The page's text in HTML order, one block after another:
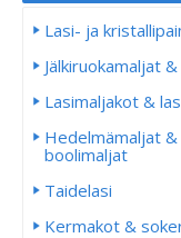
Lasi- ja
Jälkiruokamaljat
Lasimaljakot &
Hedelmämaljat
boolimaljat
Taidelasi
Kermakot &